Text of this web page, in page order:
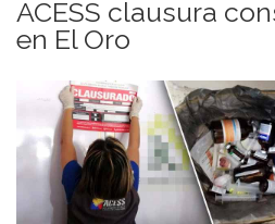
ACESS clausura
en El Oro